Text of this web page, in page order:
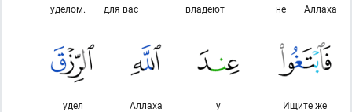
Аллаха
не
владеют
для вас
уделом.
Ищите же
у
Аллаха
удел